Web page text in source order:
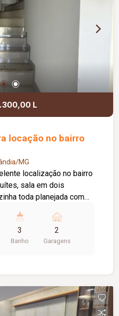
Interfone; Ambientes
distribuídos; Excelente
pronto para morar;
L
locação no bairro
MG
localização no bairro
sala em dois
toda planejada com
portão eletrônico.
3
Banho
2
Garagens